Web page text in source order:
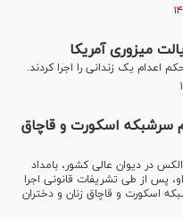
میزوری آمریکا
سرشبکه اسکورت و قاچاق
در دیوان عالی کشور، بامداد
اردیبهشت ماه ۱۴۰۲»، حکم او، پس از طی تشریفات قانونی اجرا
اسکورت و قاچاق زنان و دختران